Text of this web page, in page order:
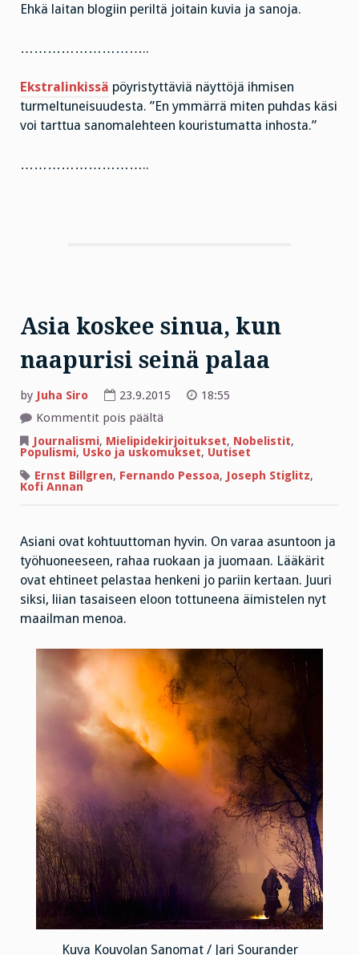
Ehkä laitan blogiin periltä joitain kuvia ja sanoja.
………………………..
Ekstralinkissä pöyristyttäviä näyttöjä ihmisen
turmeltuneisuudesta. ”En ymmärrä miten puhdas käsi
voi tarttua sanomalehteen kouristumatta inhosta.”
………………………..
Asia koskee sinua, kun
naapurisi seinä palaa
by Juha Siro 23.9.2015
18:55
Kommentit pois päältä
koskee
sinua,
naapurisi
Journalismi, Mielipidekirjoitukset, Nobelistit,
Populismi, Usko ja uskomukset, Uutiset
Ernst Billgren, Fernando Pessoa, Joseph Stiglitz,
Kofi Annan
Asiani ovat kohtuuttoman hyvin. On varaa asuntoon ja
työhuoneeseen, rahaa ruokaan ja juomaan. Lääkärit
ovat ehtineet pelastaa henkeni jo pariin kertaan. Juuri
siksi, liian tasaiseen eloon tottuneena äimistelen nyt
maailman menoa.
Kuva Kouvolan Sanomat / Jari Sourander